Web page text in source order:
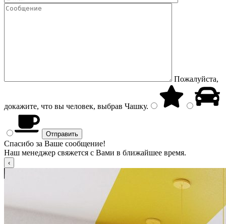
Пожалуйста,
докажите, что вы человек, выбрав Чашку.
Спасибо за Ваше сообщение!
Наш менеджер свяжется с Вами в ближайшее время.